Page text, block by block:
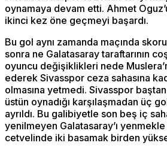
oynamaya devam etti. Ahmet
ikinci kez öne geçmeyi başardı.
Bu gol aynı zamanda maçında
sonra ne Galatasaray taraftarının
oyuncu değişiklikleri nede
ederek Sivasspor ceza sahasına
olmasına yetmedi. Sivasspor
üstün oynadığı karşılaşmadan üç
ayrıldı. Bu galibiyetle son beş iç
yenilmeyen Galatasaray’ı yenmekle
cetvelinde iki basamak birden